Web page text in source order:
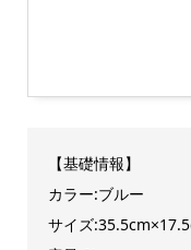
【基礎情報】
カラー:ブルー
サイズ